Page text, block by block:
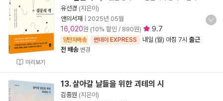
미리보기
유선경 (지은이)
앤의서재
2025년 05월
16,020원 (10% 할인 / 890원) 9.7
양탄자배송 썬데이 EXPRESS 내일 (월) 아침 7시 출근
전 배송 변경
13. 살아갈 날들을 위한 괴테의 시
김종원 (지은이)